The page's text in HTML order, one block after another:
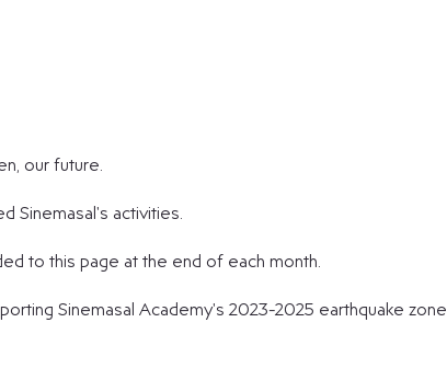
our future.
Sinemasal's activities.
to this page at the end of each month.
Sinemasal Academy's 2023-2025 earthquake zone